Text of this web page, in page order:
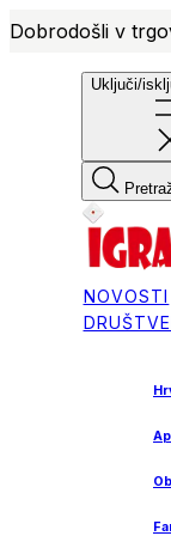
Dobrodošli v
Uključi/
NOVOSTI